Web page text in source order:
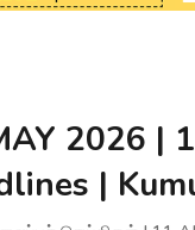
2026 |
|